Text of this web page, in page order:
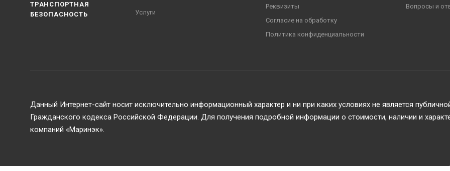
ТРАНСПОРТНАЯ
БЕЗОПАСНОСТЬ
Услуги
Реквизиты
Согласие на обработку
Политика конфиденциальности
Вопросы и
Данный Интернет-сайт носит исключительно информационный характер и ни при каких условиях не является
Гражданского кодекса Российской Федерации. Для получения подробной информации о стоимости, наличии и
компаний «Маринэк».